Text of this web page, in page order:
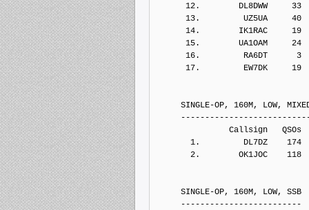
12.        DL8DWW     33
13.         UZ5UA     40
14.        IK1RAC     19
15.        UA1OAM     24
16.         RA6DT      3
17.         EW7DK     19
SINGLE-OP, 160M, LOW,
Callsign   QSOs  Points
1.         DL7DZ    174
2.        OK1JOC    118
SINGLE-OP, 160M, LOW, SSB
-------------------------